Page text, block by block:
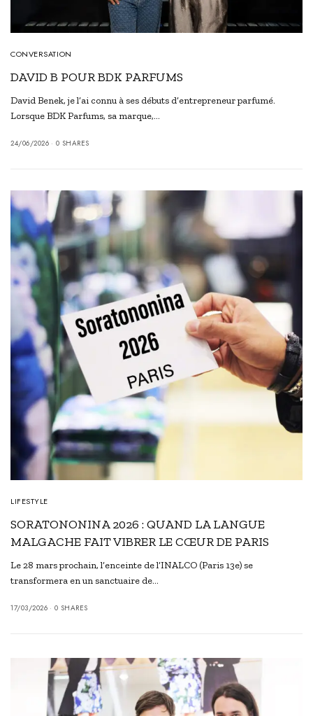
CONVERSATION
DAVID B POUR BDK PARFUMS
David Benek, je l’ai connu à ses débuts d’entrepreneur parfumé.
Lorsque BDK Parfums, sa marque,…
24/06/2026 0 SHARES
LIFESTYLE
SORATONONINA 2026 : QUAND LA LANGUE
MALGACHE FAIT VIBRER LE CŒUR DE PARIS
Le 28 mars prochain, l’enceinte de l’INALCO (Paris 13e) se
transformera en un sanctuaire de…
17/03/2026 0 SHARES